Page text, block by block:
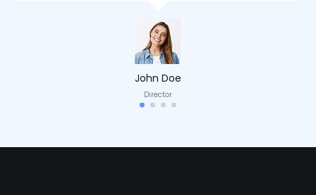
John Doe
Director